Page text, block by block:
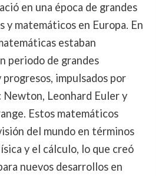
en una época de grandes
y matemáticos en Europa. En
estaban
periodo de grandes
impulsados por
Newton, Leonhard Euler y
Estos matemáticos
del mundo en términos
y el cálculo, lo que creó
nuevos desarrollos en